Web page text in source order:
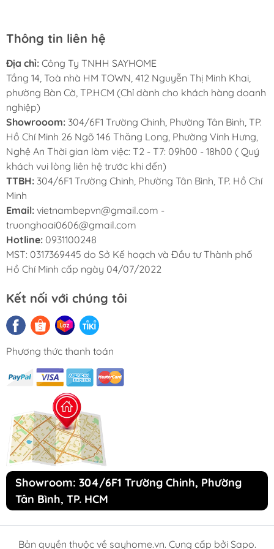
Chính sách bảo hành
Bảo hành 36 tháng với linh kiện điện. Xem
chính sách bảo hành tại đây.
Dịch vụ chăm sóc khách hàng nhanh chóng,
kịp thời 24/7.
CHÍNH SÁCH BẢO HÀNH
Thông tin liên hệ
Địa chỉ: Công Ty TNHH SAYHOME
Tầng 14, Toà nhà HM TOWN, 412 Nguyễn Thị Minh Khai,
phường Bàn Cờ, TP.HCM (Chỉ dành cho khách hàng doanh
nghiệp)
Showrooom: 304/6F1 Trường Chinh, Phường Tân Bình, TP.
Hồ Chí Minh 26 Ngõ 146 Thăng Long, Phường Vinh Hưng,
Nghệ An Thời gian làm việc: T2 - T7: 09h00 - 18h00 ( Quý
khách vui lòng liên hệ trước khi đến)
TTBH: 304/6F1 Trường Chinh, Phường Tân Bình, TP. Hồ Chí
Minh
Email: vietnambepvn@gmail.com -
truonghoai0606@gmail.com
Hotline: 0931100248
MST: 0317369445 do Sở Kế hoạch và Đầu tư Thành phố
Hồ Chí Minh cấp ngày 04/07/2022
Kết nối với chúng tôi
Phương thức thanh toán
Showroom: 304/6F1 Trường Chinh, Phường
Tân Bình, TP. HCM
Bản quyền thuộc về sayhome.vn. Cung cấp bởi Sapo.